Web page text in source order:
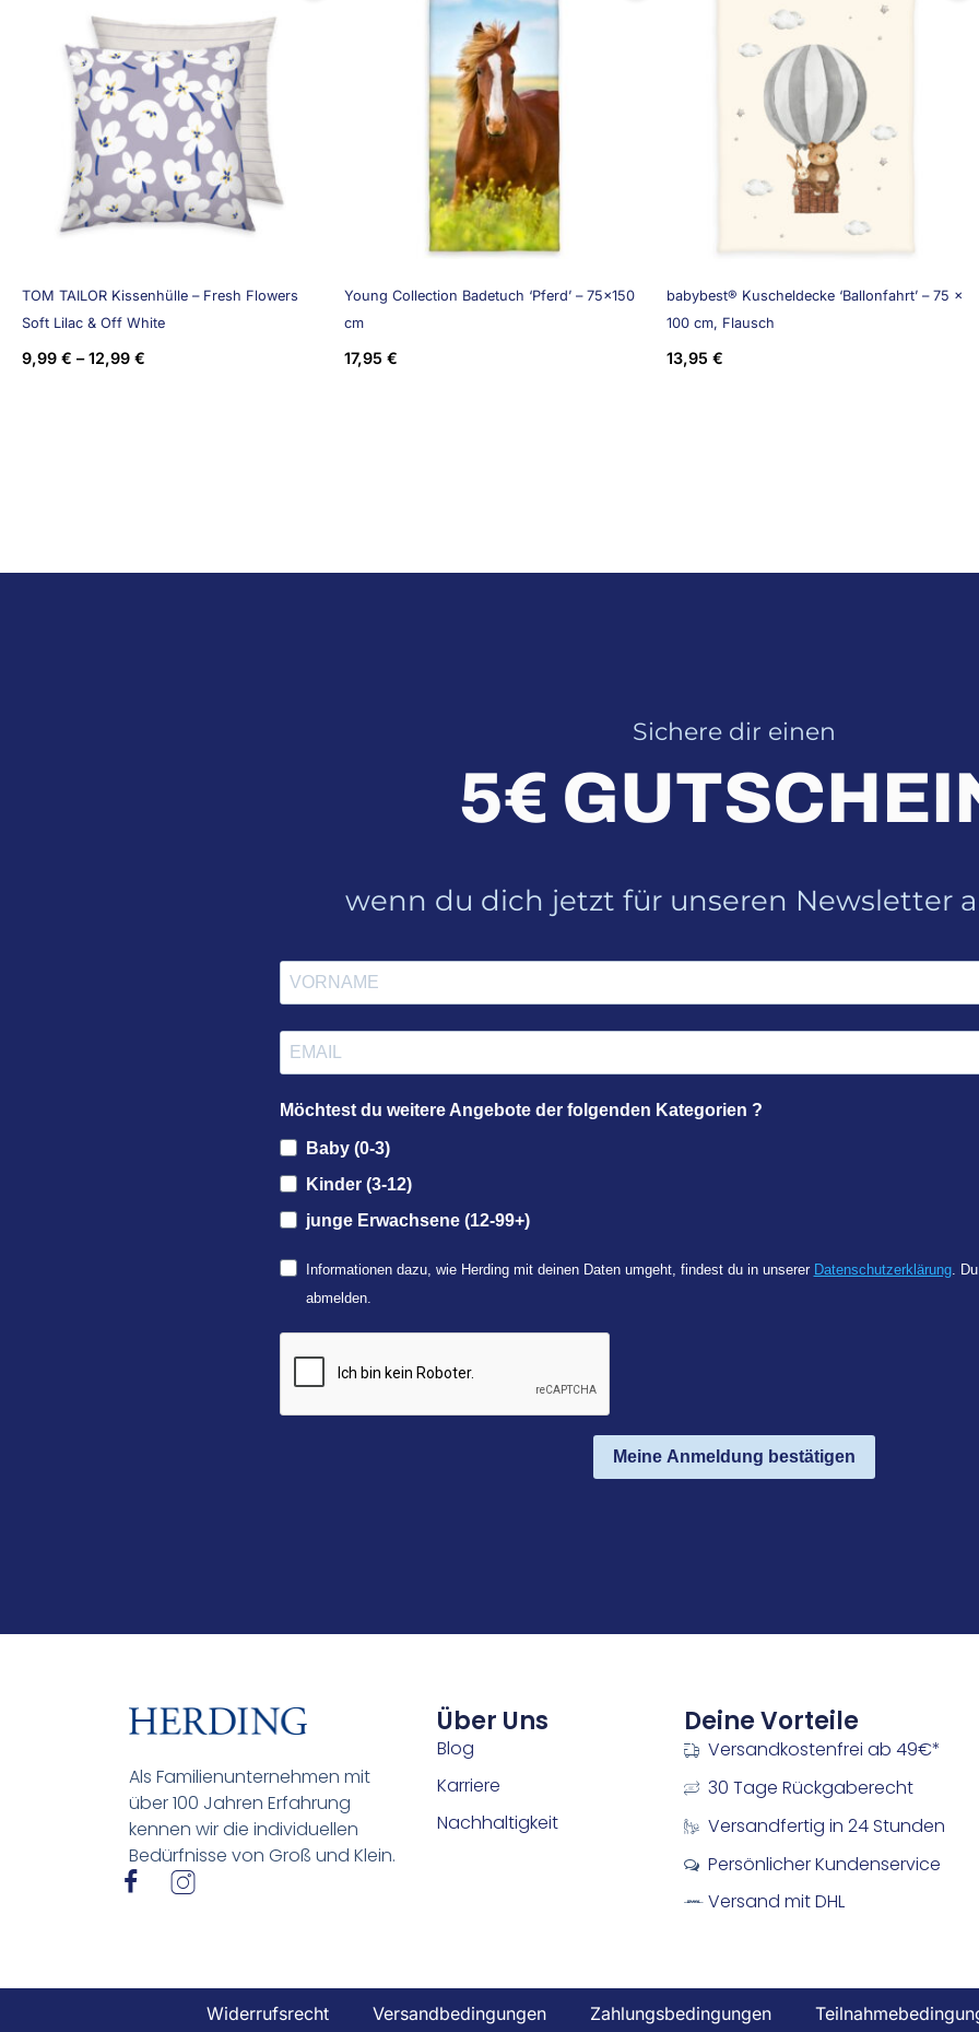
TOM TAILOR Kissenhülle – Fresh Flowers
Soft Lilac & Off White
9,99 € –12,99 €
Young Collection Badetuch ‘Pferd’ – 75×150
cm
17,95 €
babybest® Kuscheldecke ‘Ballonfahrt’ – 75 x
100 cm, Flausch
13,95 €
Sichere dir einen
5€
wenn du dich jetzt für unseren Newsletter
Möchtest du weitere Angebote der folgenden Kategorien ?
Baby (0-3)
Kinder (3-12)
junge Erwachsene (12-99+)
Informationen dazu, wie Herding mit deinen Daten umgeht, findest du in unserer Datenschutzerklärung.
abmelden.
Meine Anmeldung bestätigen
Als Familienunternehmen mit
über 100 Jahren Erfahrung
kennen wir die individuellen
Bedürfnisse von Groß und Klein.
I
-
I
c
-
Über Uns
Blog
Karriere
Nachhaltigkeit
Deine Vorteile
Versandkostenfrei ab 49€*
30 Tage Rückgaberecht
Versandfertig in 24 Stunden
Persönlicher Kundenservice
Versand mit DHL
Widerrufsrecht Versandbedingungen Zahlungsbedingungen